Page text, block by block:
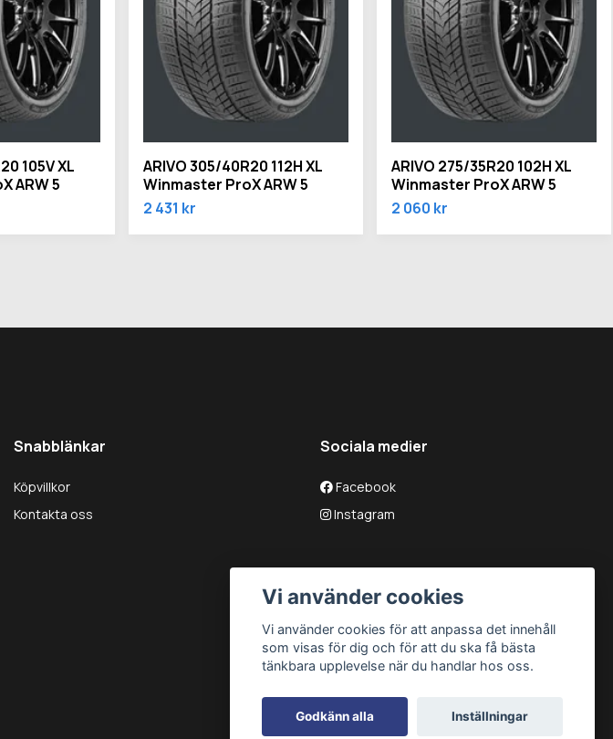
105V XL
ARW 5
ARIVO 305/40R20 112H XL
Winmaster ProX ARW 5
2 431 kr
ARIVO 275/35R20 102H XL
Winmaster ProX ARW 5
2 060 kr
Snabblänkar
Köpvillkor
Kontakta oss
Sociala medier
Facebook
Instagram
Vi använder cookies
Vi använder cookies för att anpassa det innehåll
som visas för dig och för att du ska få bästa
tänkbara upplevelse när du handlar hos oss.
Godkänn alla Inställningar